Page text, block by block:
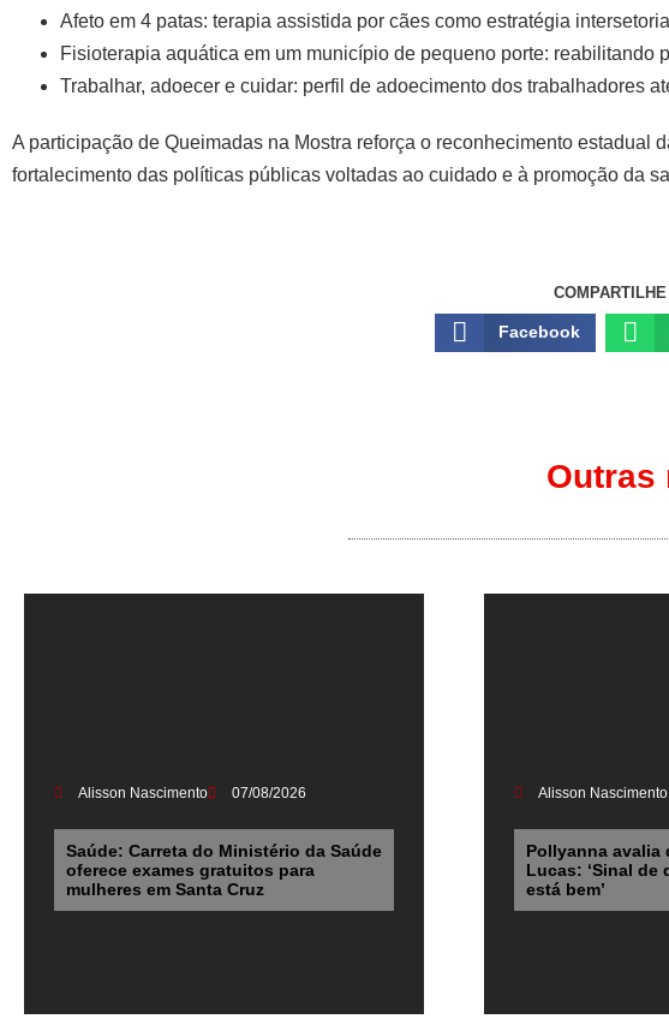
Afeto em 4 patas: terapia assistida por cães como estratégia
Fisioterapia aquática em um município de pequeno porte:
Trabalhar, adoecer e cuidar: perfil de adoecimento dos trabalhadores
A participação de Queimadas na Mostra reforça o reconhecimento
fortalecimento das políticas públicas voltadas ao cuidado e à promoção da
Facebook
Outras
Alisson Nascimento 07/08/2026
Saúde: Carreta do Ministério da Saúde
oferece exames gratuitos para
mulheres em Santa Cruz
Alisson Nascimento
Pollyanna avalia
Lucas: ‘Sinal de
está bem’